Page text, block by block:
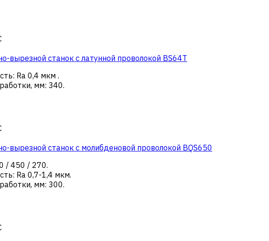
вырезной станок с латунной проволокой BS64T
: Ra 0,4 мкм .
мм: 340.
вырезной станок с молибденовой проволокой BQS650
/ 450 / 270.
: Ra 0,7-1,4 мкм.
мм: 300.